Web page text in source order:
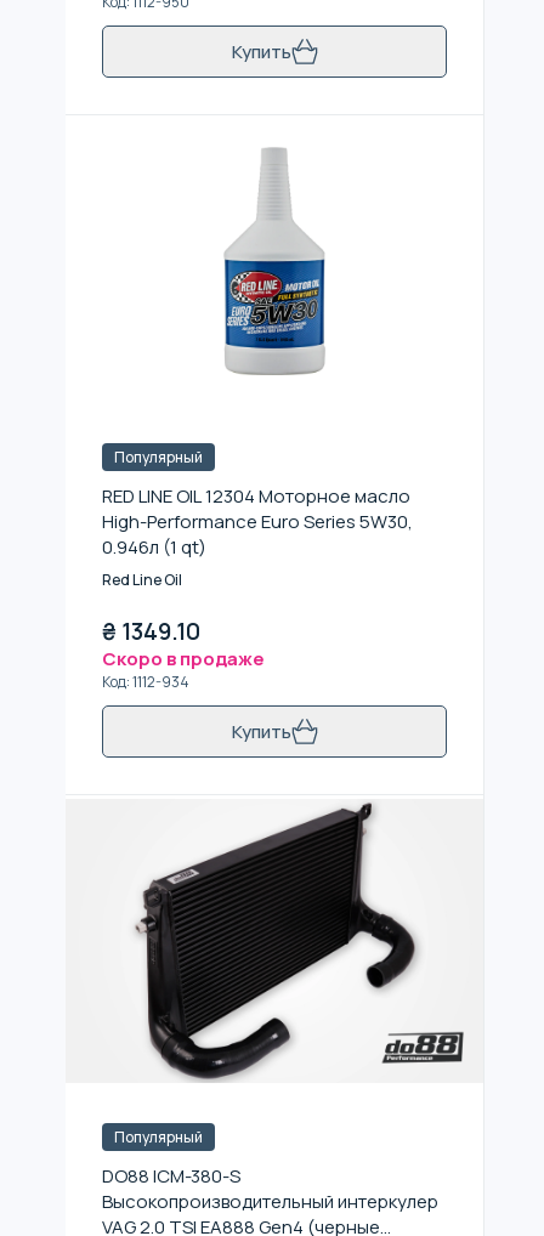
Купить
Популярный
RED LINE OIL 12304 Моторное масло
High-Performance Euro Series 5W30,
0.946л (1 qt)
Red Line Oil
₴ 1349.10
Скоро в продаже
Код:1112-934
Купить
Популярный
DO88 ICM-380-S
Высокопроизводительный интеркулер
VAG 2.0 TSI EA888 Gen4 (черные